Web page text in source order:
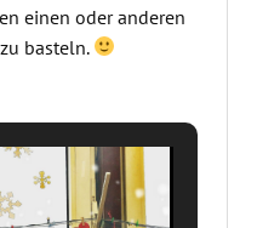
einen oder anderen
basteln.